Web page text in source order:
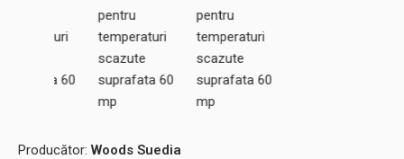
Producător: Woods Suedia